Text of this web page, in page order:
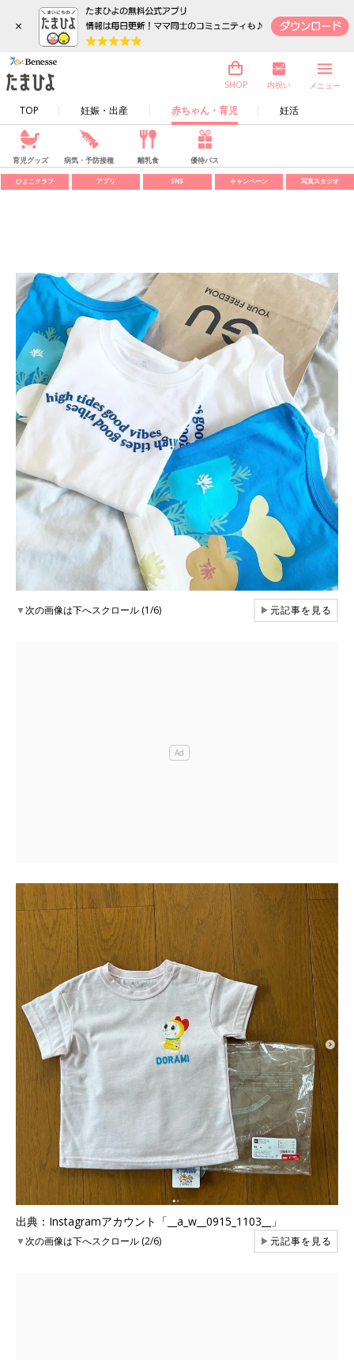
×
TOP 妊娠・出産 赤ちゃん・育児 妊活
SHOP 内祝い メニュー
育児グッズ 病気・予防接種 離乳食 優待パス
ひよこクラブ アプリ SNS キャンペーン 写真スタジオ
▼次の画像は下へスクロール (1/6) ▶元記事を見る
出典：Instagramアカウント「__a_w__0915_1103__」
▼次の画像は下へスクロール (2/6) ▶元記事を見る